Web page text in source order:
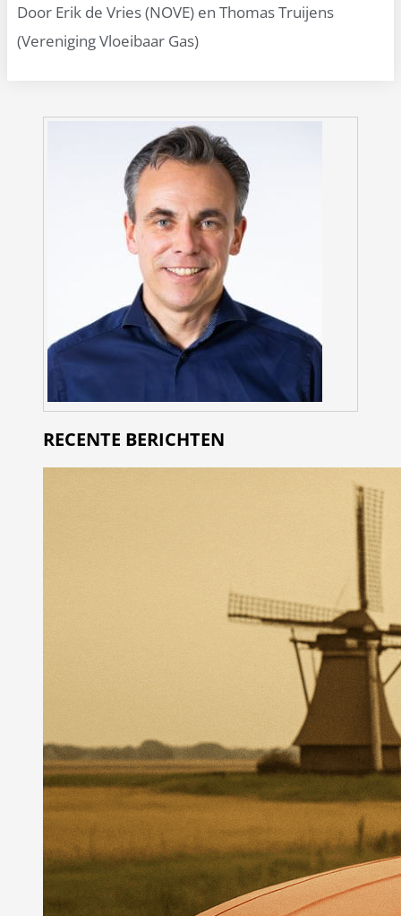
Door Erik de Vries (NOVE) en Thomas Truijens
(Vereniging Vloeibaar Gas)
RECENTE BERICHTEN